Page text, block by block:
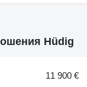
Hüdig
11 900 €